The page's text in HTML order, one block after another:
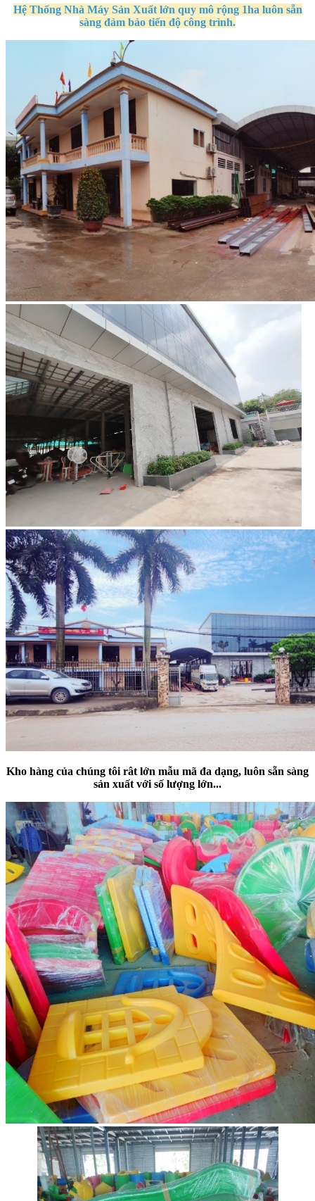
Hệ Thống Nhà Máy Sản Xuấtlớn quy môrộng 1ha luôn sẵn
sàng đảm bảo tiến độ công trình.
Kho hàng của chúng tôi rât lớn mẫu mã đa dạng, luôn sẵn sàng
sản xuất với số lượng lớn...